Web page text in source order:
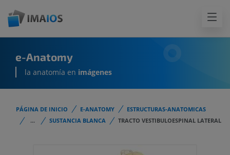
e-Anatomy
la anatomía en imágenes
PÁGINA DE INICIO E-ANATOMY
ESTRUCTURAS-ANATOMICAS
...
SUSTANCIA BLANCA TRACTO VESTIBULOESPINAL LATERAL